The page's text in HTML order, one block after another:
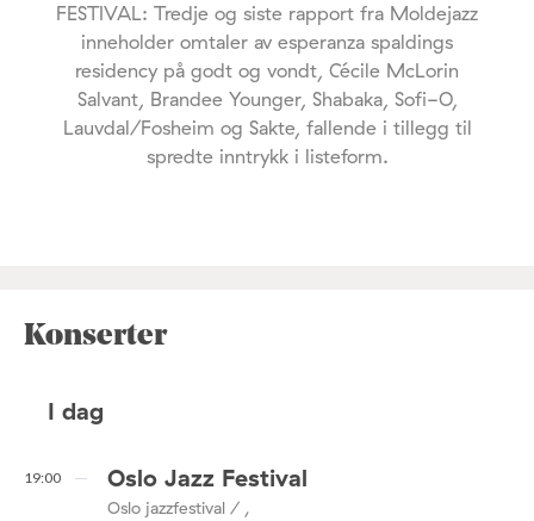
FESTIVAL: Tredje og siste rapport fra Moldejazz
inneholder omtaler av esperanza spaldings
residency på godt og vondt, Cécile McLorin
Salvant, Brandee Younger, Shabaka, Sofi-O,
Lauvdal/Fosheim og Sakte, fallende i tillegg til
spredte inntrykk i listeform.
Konserter
I dag
19:00 Oslo Jazz Festival
Oslo jazzfestival / ,